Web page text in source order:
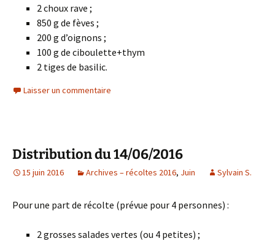
2 choux rave ;
850 g de fèves ;
200 g d’oignons ;
100 g de ciboulette+thym
2 tiges de basilic.
Laisser un commentaire
Distribution du 14/06/2016
15 juin 2016 Archives – récoltes 2016, Juin Sylvain S.
Pour une part de récolte (prévue pour 4 personnes) :
2 grosses salades vertes (ou 4 petites) ;